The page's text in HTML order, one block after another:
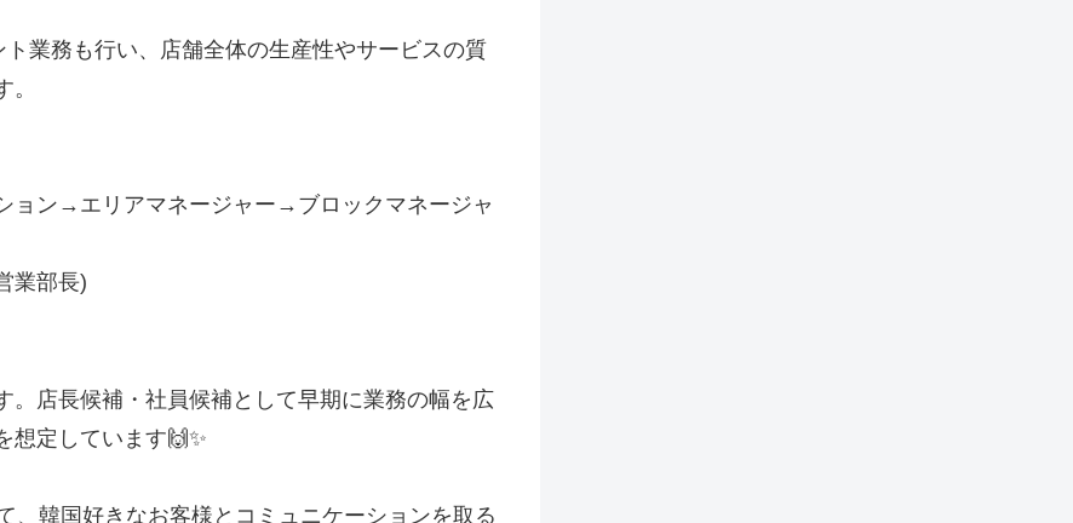
業務も行い、店舗全体の生産性やサービスの質
ョン→エリアマネージャー→ブロックマネージャ
業部長)
。店長候補・社員候補として早期に業務の幅を広
想定しています🙌✨
、韓国好きなお客様とコミュニケーションを取る